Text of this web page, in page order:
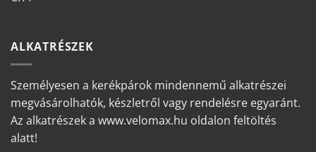
ALKATRÉSZEK
Személyesen a kerékpárok mindennemű alkatrészei
megvásárolhatók, készletről vagy rendelésre egyaránt.
Az alkatrészek a www.velomax.hu oldalon feltöltés
alatt!